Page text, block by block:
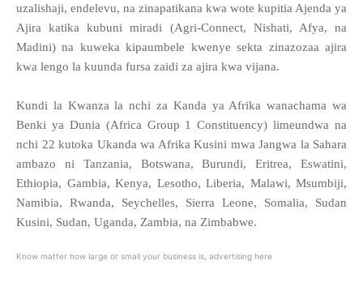
uzalishaji, endelevu, na zinapatikana kwa wote kupitia Ajenda ya
Ajira katika kubuni miradi (Agri-Connect, Nishati, Afya, na
Madini) na kuweka kipaumbele kwenye sekta zinazozaa ajira
kwa lengo la kuunda fursa zaidi za ajira kwa vijana.
Kundi la Kwanza la nchi za Kanda ya Afrika wanachama wa
Benki ya Dunia (Africa Group 1 Constituency) limeundwa na
nchi 22 kutoka Ukanda wa Afrika Kusini mwa Jangwa la Sahara
ambazo ni Tanzania, Botswana, Burundi, Eritrea, Eswatini,
Ethiopia, Gambia, Kenya, Lesotho, Liberia, Malawi, Msumbiji,
Namibia, Rwanda, Seychelles, Sierra Leone, Somalia, Sudan
Kusini, Sudan, Uganda, Zambia, na Zimbabwe.
Know matter how large or small your business is, advertising here